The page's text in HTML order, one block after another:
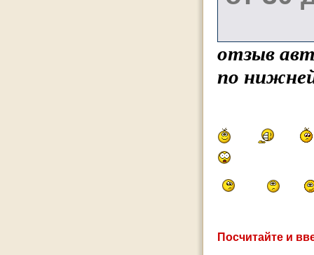
отзыв
по
Посчитайте и